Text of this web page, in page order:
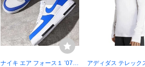
ナイキ エア フォース１ ’07 L
アディダス テレック